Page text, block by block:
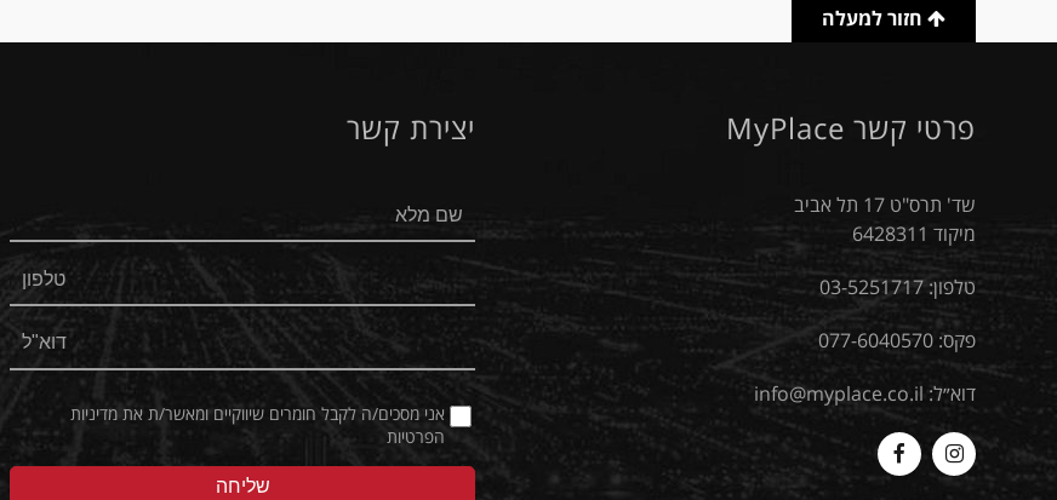
חזור למעלה
פרטי קשר MyPlace
שד' תרס"ט 17 תל אביב
מיקוד 6428311
טלפון:03-5251717
פקס: 077-6040570
דוא״ל: info@myplace.co.il
Myplace
MyPlace
יצירת קשר
אני מסכים/ה לקבל חומרים שיווקיים ומאשר/ת אתמדיניות
הפרטיות